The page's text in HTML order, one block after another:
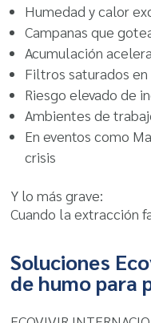
Humedad y calor
Campanas que
Acumulación
Filtros saturados en
Riesgo elevado de
Ambientes de
En eventos como
crisis
Y lo más grave:
Cuando la extracción
Soluciones
de humo para